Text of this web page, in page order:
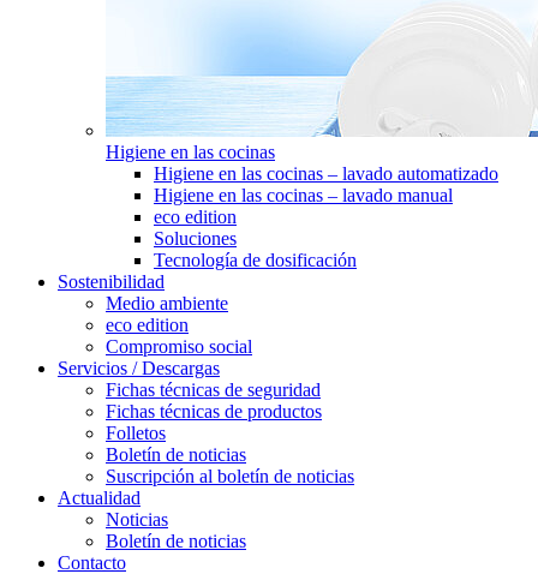
Higiene en las cocinas
Higiene en las cocinas – lavado automatizado
Higiene en las cocinas – lavado manual
eco edition
Soluciones
Tecnología de dosificación
Sostenibilidad
Medio ambiente
eco edition
Compromiso social
Servicios / Descargas
Fichas técnicas de seguridad
Fichas técnicas de productos
Folletos
Boletín de noticias
Suscripción al boletín de noticias
Actualidad
Noticias
Boletín de noticias
Contacto